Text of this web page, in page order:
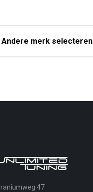
Andere merk selecteren
Uraniumweg 47